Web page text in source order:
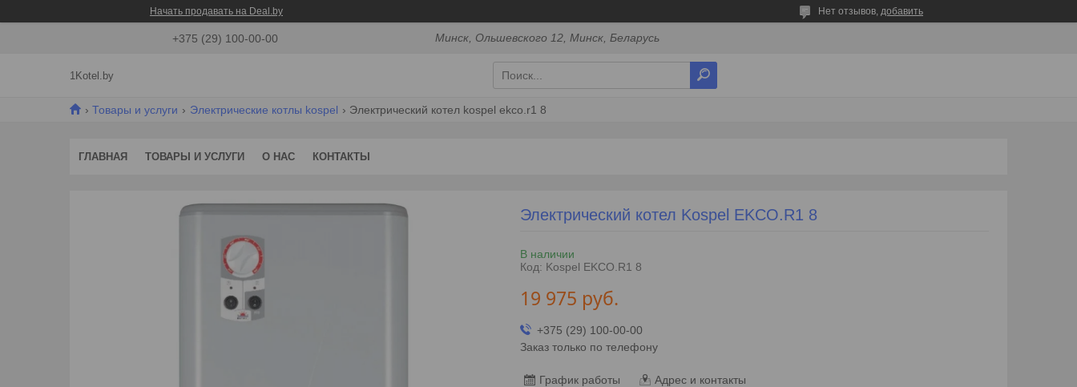
Начать продавать на Deal.by Нет отзывов, добавить
+375 (29) 100-00-00 Минск, Ольшевского 12, Минск, Беларусь
1Kotel.by
Товары и услуги Электрические котлы kospel Электрический котел kospel ekco.r1 8
ГЛАВНАЯ ТОВАРЫ И УСЛУГИ О НАС КОНТАКТЫ
Электрический котел Kospel EKCO.R1 8
В наличии
Код: Kospel EKCO.R1 8
19 975 руб.
+375 (29) 100-00-00
Заказ только по телефону
График работы Адрес и контакты